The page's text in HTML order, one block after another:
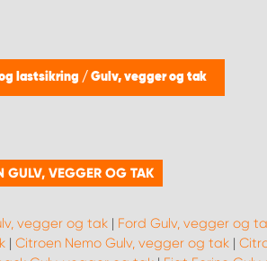
lastsikring / Gulv, vegger og tak
GULV, VEGGER OG TAK
vegger og tak | Ford Gulv, vegger og
| Citroen Nemo Gulv, vegger og tak |